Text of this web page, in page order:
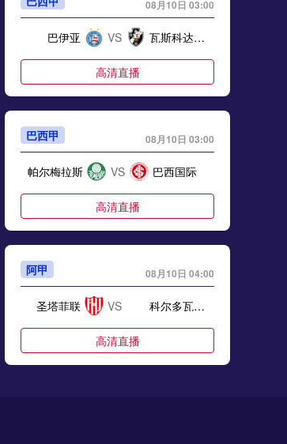
08月10日 03:00
巴伊亚 VS 瓦斯科达伽马
高清直播
巴西甲 08月10日 03:00
帕尔梅拉斯 VS 巴西国际
高清直播
阿甲 08月10日 04:00
圣塔菲联 VS 科尔多瓦中央SDE
高清直播